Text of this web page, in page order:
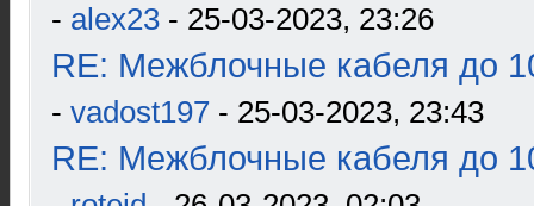
- alex23 - 25-03-2023, 23:26
RE: Межблочные кабеля до
- vadost197 - 25-03-2023, 23:43
RE: Межблочные кабеля до